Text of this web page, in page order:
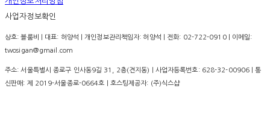
사업자정보확인
상호: 블룸비 | 대표: 허양석 | 개인정보관리책임자: 허양석 | 전화: 02-722-0910 | 이메일:
twosigan@gmail.com
주소: 서울특별시 종로구 인사동9길 31, 2층(견지동) | 사업자등록번호: 628-32-00906 | 통
신판매: 제 2019-서울종로-0664호 | 호스팅제공자: (주)식스샵